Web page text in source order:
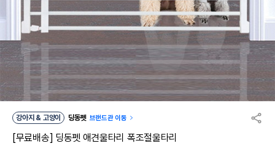
강아지 & 고양이 딩동펫 브랜드관 이동
[무료배송] 딩동펫 애견울타리 폭조절울타리